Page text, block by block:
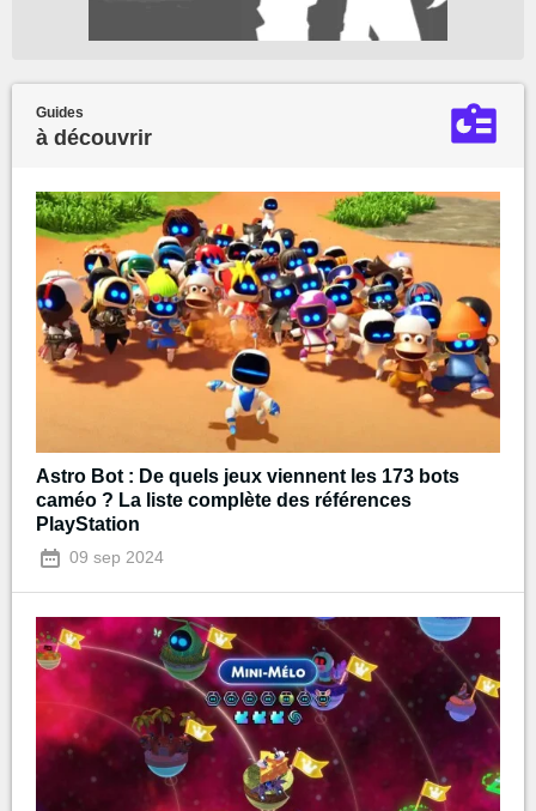
Guides
à découvrir
Astro Bot : De quels jeux viennent les 173 bots
caméo ? La liste complète des références
PlayStation
09 sep 2024